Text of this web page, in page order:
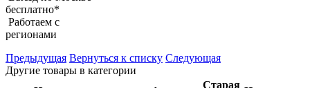
бесплатно*
Работаем с
регионами
Предыдущая Вернуться к списку Следующая
Другие товары в категории
Старая